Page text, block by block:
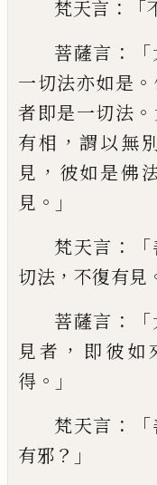
梵天言 ：「
菩薩言 ：「
一切法亦如是 。
者即是一切法 。
有相 ，謂以無
見 ， 彼如是佛
見 。」
梵天言 ：「
切法 ， 不復有見
菩薩言 ：「
見者 ， 即彼如
得 。」
梵天言 ：「
有邪 ？」